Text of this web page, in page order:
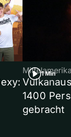
1 Min
1400
gebracht